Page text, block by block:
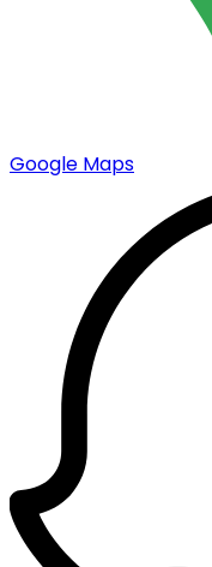
Google Maps